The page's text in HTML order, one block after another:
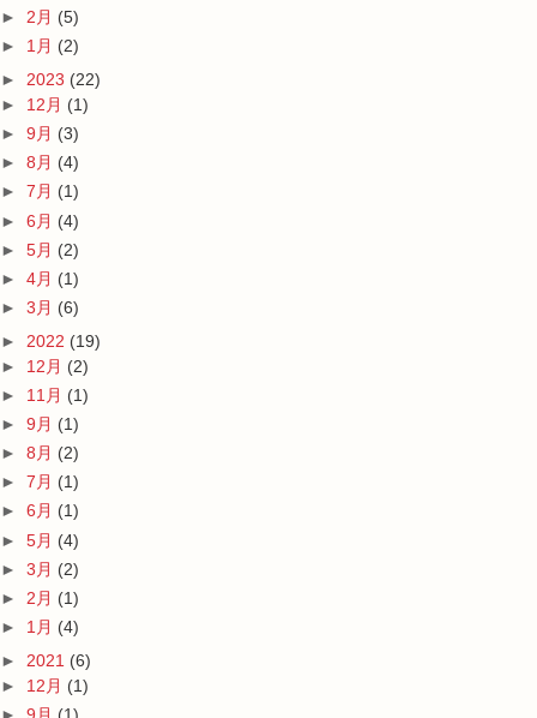
► 2月 (5)
► 1月 (2)
► 2023 (22)
► 12月 (1)
► 9月 (3)
► 8月 (4)
► 7月 (1)
► 6月 (4)
► 5月 (2)
► 4月 (1)
► 3月 (6)
► 2022 (19)
► 12月 (2)
► 11月 (1)
► 9月 (1)
► 8月 (2)
► 7月 (1)
► 6月 (1)
► 5月 (4)
► 3月 (2)
► 2月 (1)
► 1月 (4)
► 2021 (6)
► 12月 (1)
► 9月 (1)